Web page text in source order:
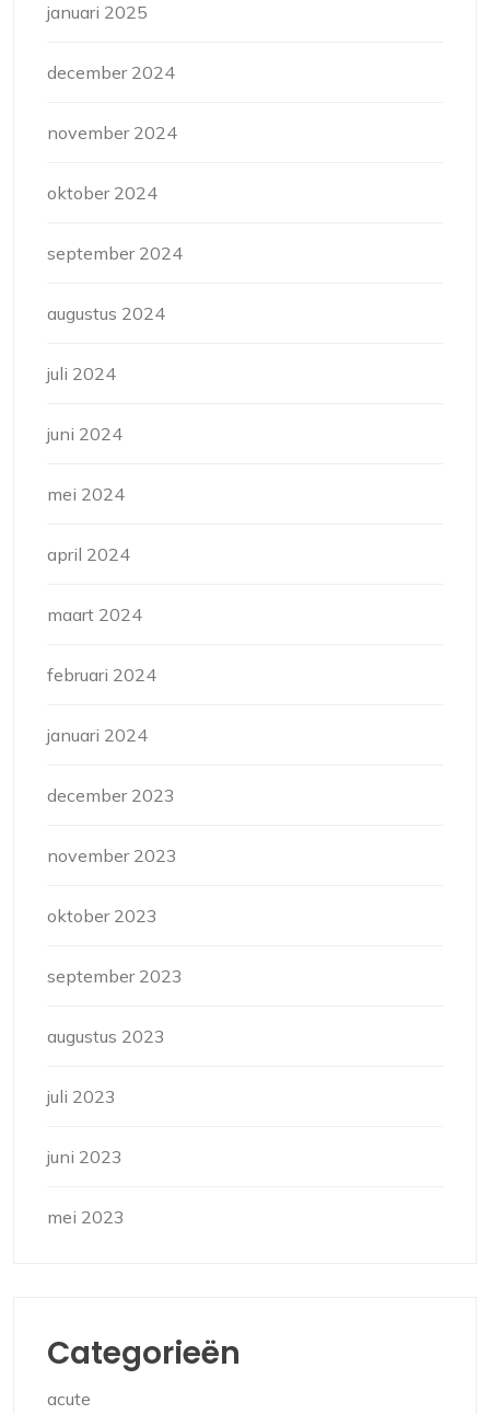
januari 2025
december 2024
november 2024
oktober 2024
september 2024
augustus 2024
juli 2024
juni 2024
mei 2024
april 2024
maart 2024
februari 2024
januari 2024
december 2023
november 2023
oktober 2023
september 2023
augustus 2023
juli 2023
juni 2023
mei 2023
Categorieën
acute